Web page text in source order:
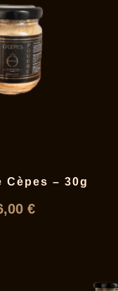
Cèpes – 30g
€